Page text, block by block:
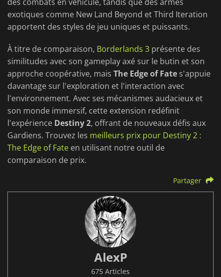
exotiques comme New Land Beyond et Third Iteration
apportent des styles de jeu uniques et puissants.
À titre de comparaison, Borderlands 3 présente des
similitudes avec son gameplay axé sur le butin et son
approche coopérative, mais The Edge of Fate s'appuie
davantage sur l'exploration et l'interaction avec
l'environnement. Avec ses mécanismes audacieux et
son monde immersif, cette extension redéfinit
l'expérience Destiny 2, offrant de nouveaux défis aux
Gardiens. Trouvez les meilleurs prix pour Destiny 2 :
The Edge of Fate en utilisant notre outil de
comparaison de prix.
Partager
AlexP
675 Articles